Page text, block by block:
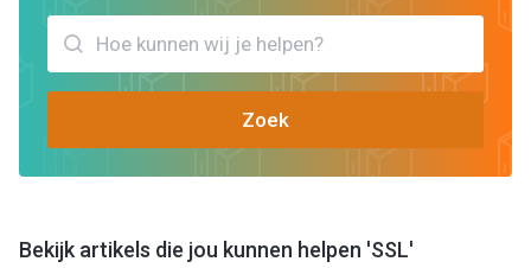
Zoek
Bekijk artikels die jou kunnen helpen 'SSL'